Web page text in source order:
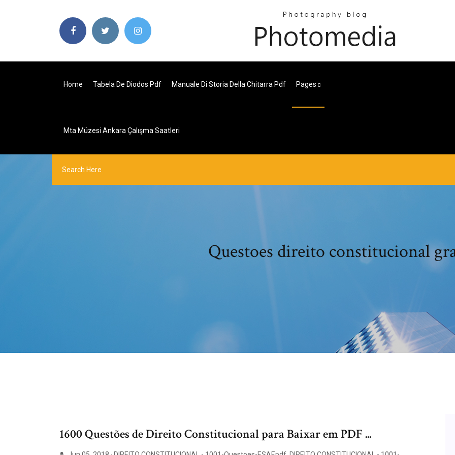
Home Tabela De Diodos Pdf Manuale Di Storia Della Chitarra Pdf Pages
Mta Müzesi Ankara Çalışma Saatleri
Questoes direito constitucional
1600 Questões de Direito Constitucional para Baixar em PDF ...